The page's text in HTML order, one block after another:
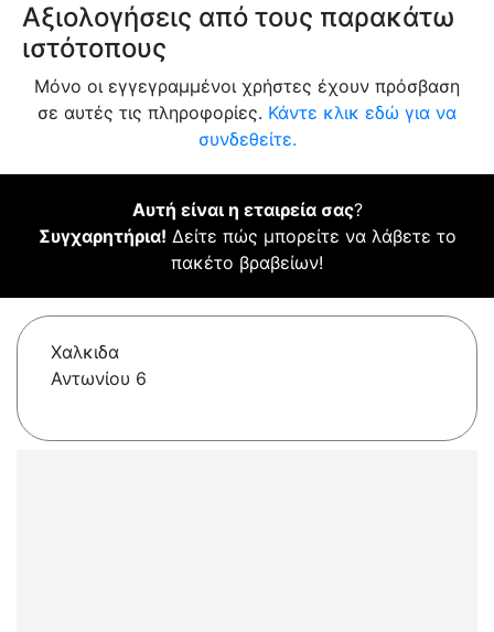
Αξιολογήσεις από τους παρακάτω
ιστότοπους
Μόνο οι εγγεγραμμένοι χρήστες έχουν πρόσβαση
σε αυτές τις πληροφορίες. Κάντε κλικ εδώ για να
συνδεθείτε.
Αυτή είναι η εταιρεία σας?
Συγχαρητήρια! Δείτε πώς μπορείτε να λάβετε το
πακέτο βραβείων!
Χαλκιδα
Αντωνίου 6